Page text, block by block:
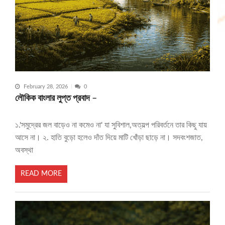
February 28, 2026 0
লৌকিক বাংলার লুপ্ত প্রবাদ –
১.'সমুদ্রের জল বাড়েও না কমেও না' যা সুবিশাল,অত্যল্প পরিবর্তনে তার কিছু যায়
আসে না। ২. হাতি বুড়ো হলেও দাঁত দিয়ে মাটি খোঁড়া ছাড়ে না। সদবংশজাত,
অবস্থা
READ MORE